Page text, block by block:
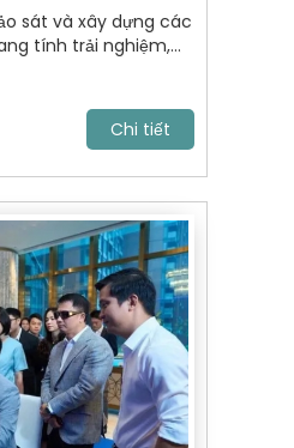
sát và xây dựng các
tính trải nghiệm,
lịch tổ chức.Chi tiết